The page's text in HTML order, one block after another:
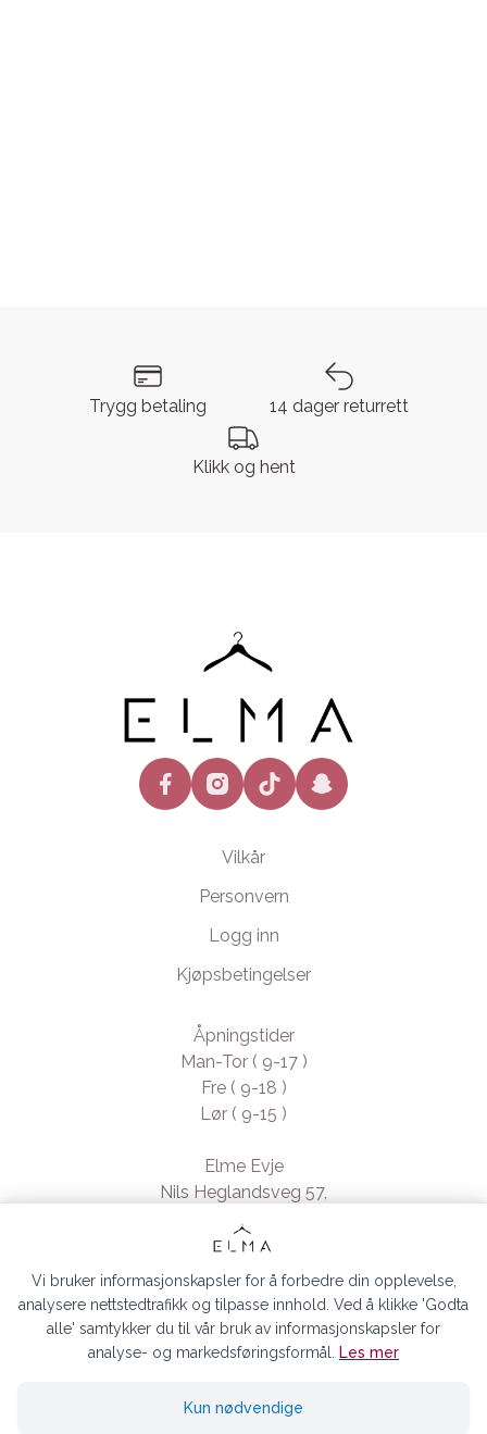
Trygg betaling 14 dager returrett
Klikk og hent
facebookinstagramtiktok snapchat
Vilkår
Personvern
Logg inn
Kjøpsbetingelser
Åpningstider
Man-Tor ( 9-17 )
Fre ( 9-18 )
Lør ( 9-15 )
Elme Evje
Nils Heglandsveg 57,
4735 Evje, Norway
- Org. nr. 923370994
Vi bruker informasjonskapsler for å forbedre din opplevelse,
analysere nettstedtrafikk og tilpasse innhold. Ved å klikke 'Godta
alle' samtykker du til vår bruk av informasjonskapsler for
analyse- og markedsføringsformål.
Les mer
Kun nødvendige